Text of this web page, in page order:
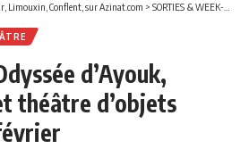
Limouxin, Conflent, sur Azinat.com > SORTIES & WEEK-END
d’Ayouk,
théâtre d’objets